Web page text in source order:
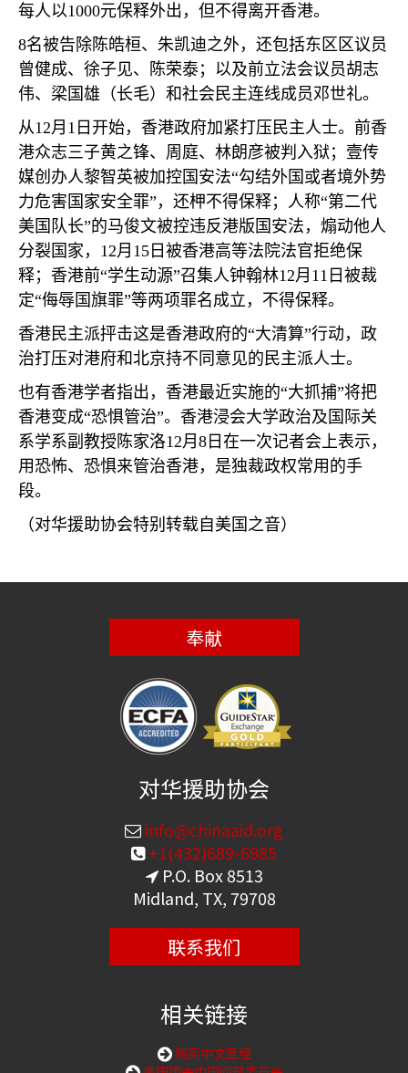
每人以1000元保释外出，但不得离开香港。
8名被告除陈皓桓、朱凯迪之外，还包括东区区议员
曾健成、徐子见、陈荣泰；以及前立法会议员胡志
伟、梁国雄（长毛）和社会民主连线成员邓世礼。
从12月 1 日开始，香港政府加紧打压民主人士。前香
港众志三子黄之锋、周庭、林朗彦被判入狱；壹传
媒创办人黎智英被加控国安法“勾结外国或者境外势
力危害国家安全罪”，还柙不得保释；人称“第二代
美国队长”的马俊文被控违反港版国安法，煽动他人
分裂国家， 12月 15 日被香港高等法院法官拒绝保
释；香港前“学生动源”召集人钟翰林12月 11 日被裁
定“侮辱国旗罪”等两项罪名成立，不得保释。
香港民主派抨击这是香港政府的“大清算”行动，政
治打压对港府和北京持不同意见的民主派人士。
也有香港学者指出，香港最近实施的“大抓捕”将把
香港变成“恐惧管治”。香港浸会大学政治及国际关
系学系副教授陈家洛12月 8 日在一次记者会上表示，
用恐怖、恐惧来管治香港，是独裁政权常用的手
段。
（对华援助协会特别转载自美国之音）
奉献
对华援助协会
info@chinaaid.org
+1(432)689-6985
P.O. Box 8513
Midland, TX, 79708
联系我们
相关链接
购买中文圣经